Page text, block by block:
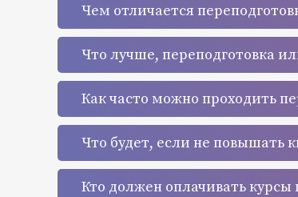
Чем отличается
Что лучше, переподготовка
Как часто можно проходить
Что будет, если не повышать
Кто должен оплачивать